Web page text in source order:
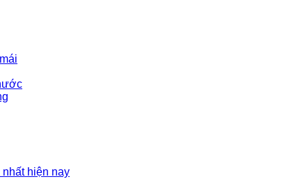
hiện nay